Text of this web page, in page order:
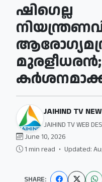
ഷിഗെല്ല
JAIHIND TV
JAIHIND TV WEB
June 10, 2026
1 min read • Updated:
SHARE: